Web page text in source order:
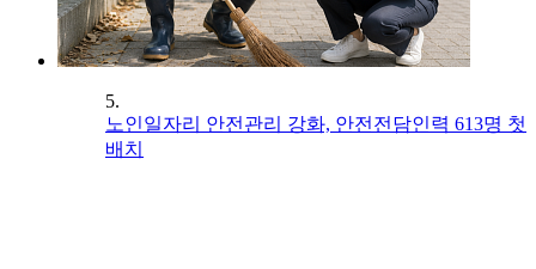
5.
노인일자리 안전관리 강화, 안전전담인력 613명 첫
배치